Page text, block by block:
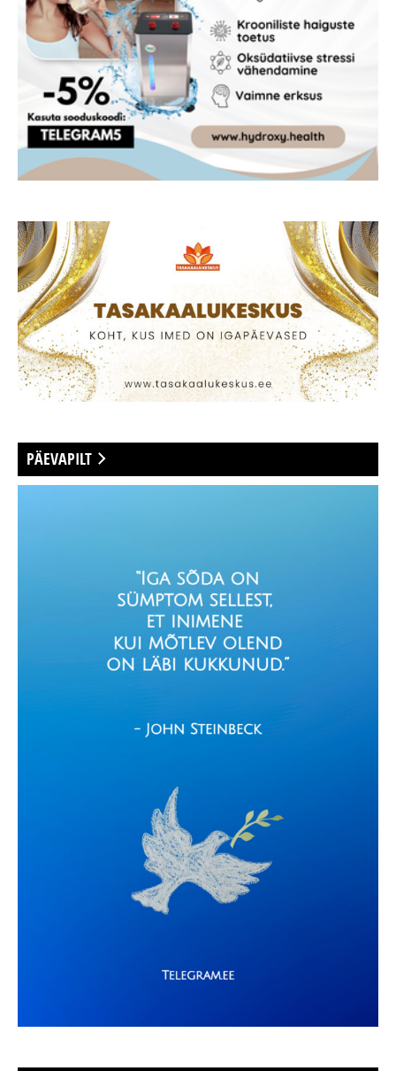
PÄEVAPILT